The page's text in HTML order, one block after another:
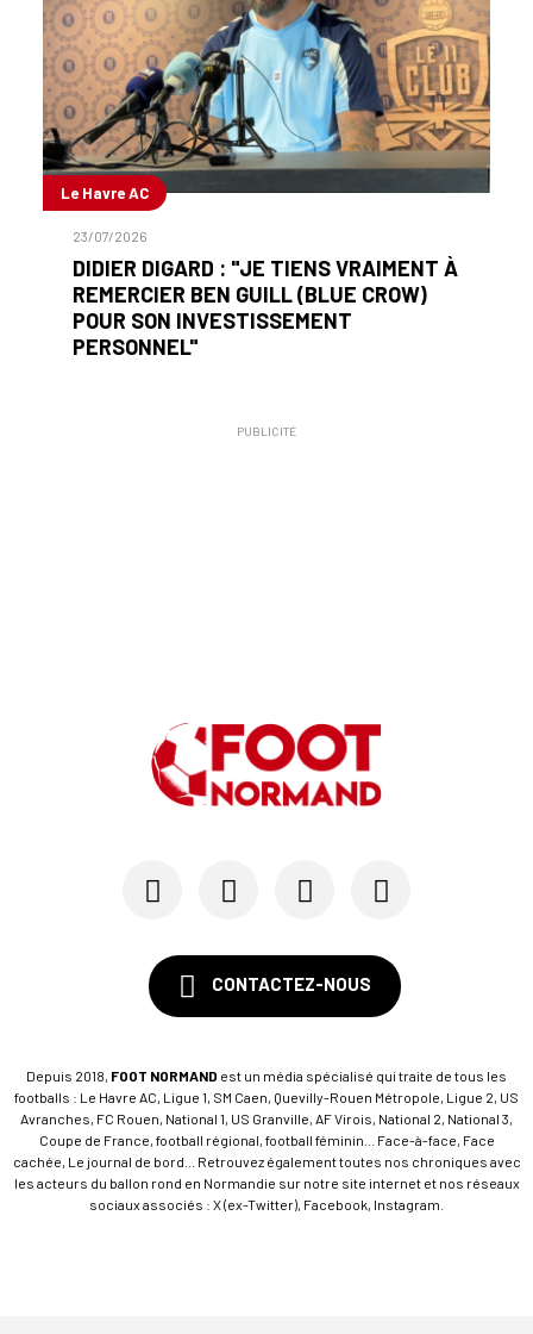
Le Havre AC
23/07/2026
DIDIER DIGARD : "JE TIENS VRAIMENT À
REMERCIER BEN GUILL (BLUE CROW)
POUR SON INVESTISSEMENT
PERSONNEL"
PUBLICITÉ
CONTACTEZ-NOUS
Depuis 2018, FOOT NORMAND est un média spécialisé qui traite de tous les
footballs : Le Havre AC, Ligue 1, SM Caen, Quevilly-Rouen Métropole, Ligue 2, US
Avranches, FC Rouen, National 1, US Granville, AF Virois, National 2, National 3,
Coupe de France, football régional, football féminin... Face-à-face, Face
cachée, Le journal de bord... Retrouvez également toutes nos chroniques avec
les acteurs du ballon rond en Normandie sur notre site internet et nos réseaux
sociaux associés : X (ex-Twitter), Facebook, Instagram.